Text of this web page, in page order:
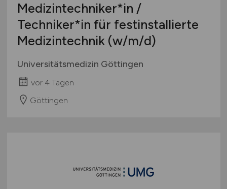
Medizintechniker*in /
Techniker*in für festinstallierte
Medizintechnik (w/m/d)
Universitätsmedizin Göttingen
vor 4 Tagen
Göttingen